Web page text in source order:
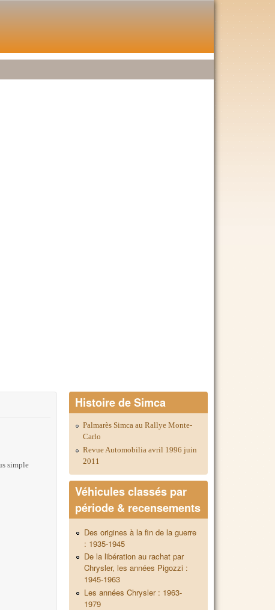
simple
Histoire de Simca
Palmarès Simca au Rallye Monte-
Carlo
Revue Automobilia avril 1996 juin
2011
Véhicules classés par
période & recensements
Des origines à la fin de la guerre
: 1935-1945
De la libération au rachat par
Chrysler, les années Pigozzi :
1945-1963
Les années Chrysler : 1963-
1979